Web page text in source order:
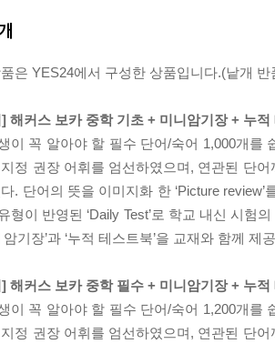
은 YES24에서 구성한 상품입니다.(낱개 반
해커스 보카 중학 기초 + 미니암기장 + 누
이 꼭 알아야 할 필수 단어/숙어 1,000개를
정 권장 어휘를 엄선하였으며, 연관된 단
. 단어의 뜻을 이미지화 한 ‘Picture
형이 반영된 ‘Daily Test’로 학교 내신 시
암기장’과 ‘누적 테스트북’을 교재와 함께 제
해커스 보카 중학 필수 + 미니암기장 + 누
이 꼭 알아야 할 필수 단어/숙어 1,200개를
정 권장 어휘를 엄선하였으며, 연관된 단